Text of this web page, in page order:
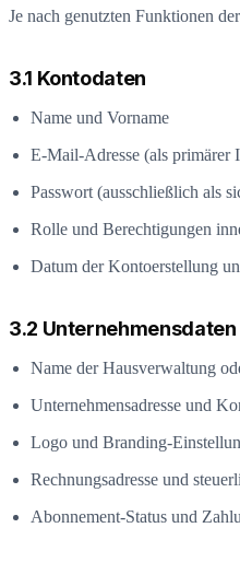
Je nach genutzten Funktionen
3.1 Kontodaten
Name und Vorname
E-Mail-Adresse (als primärer
Passwort (ausschließlich als
Rolle und Berechtigungen
Datum der Kontoerstellung
3.2 Unternehmensdaten
Name der Hausverwaltung
Unternehmensadresse und
Logo und Branding-
Rechnungsadresse und
Abonnement-Status und